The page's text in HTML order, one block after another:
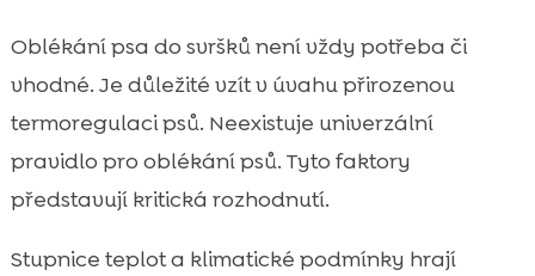
Oblékání psa do svršků není vždy potřeba či
vhodné. Je důležité vzít v úvahu přirozenou
termoregulaci psů. Neexistuje univerzální
pravidlo pro oblékání psů. Tyto faktory
představují kritická rozhodnutí.
Stupnice teplot a klimatické podmínky hrají